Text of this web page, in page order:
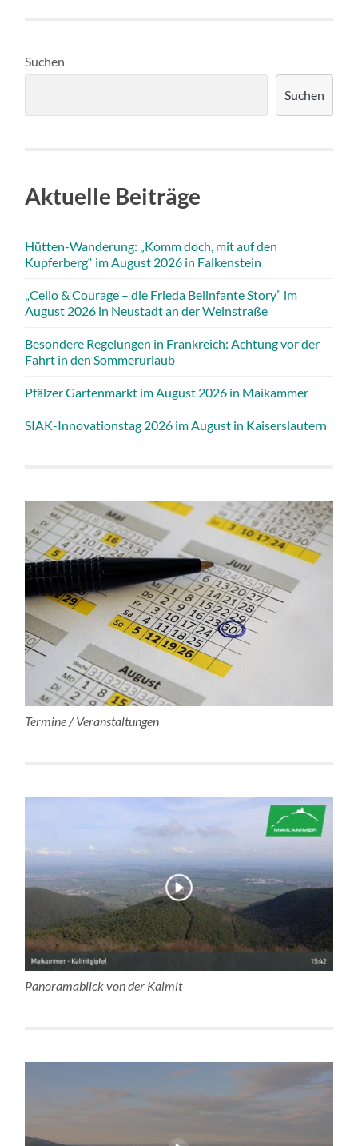
Suchen
Suchen
Aktuelle Beiträge
Hütten-Wanderung: „Komm doch, mit auf den
Kupferberg“ im August 2026 in Falkenstein
„Cello & Courage – die Frieda Belinfante Story” im
August 2026 in Neustadt an der Weinstraße
Besondere Regelungen in Frankreich: Achtung vor der
Fahrt in den Sommerurlaub
Pfälzer Gartenmarkt im August 2026 in Maikammer
SIAK-Innovationstag 2026 im August in Kaiserslautern
Termine / Veranstaltungen
Panoramablick von der Kalmit